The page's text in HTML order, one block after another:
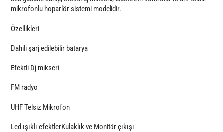
mikrofonlu hoparlör sistemi modelidir.
Özellikleri
Dahili şarj edilebilir batarya
Efektli Dj mikseri
FM radyo
UHF Telsiz Mikrofon
Led ışıklı efektlerKulaklık ve Monitör çıkışı